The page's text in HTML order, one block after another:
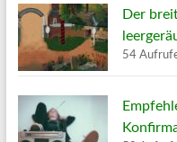
Der
54